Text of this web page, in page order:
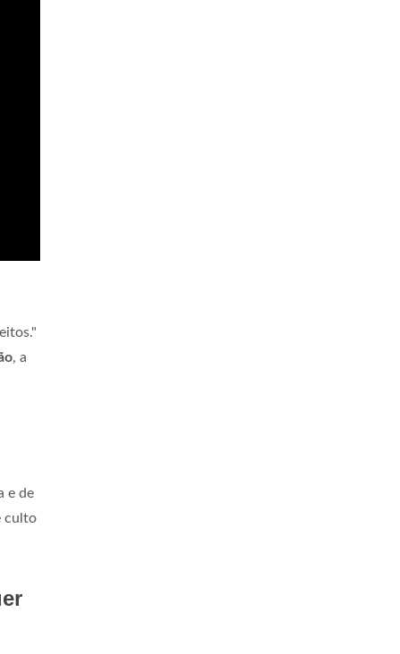
, a
e de
culto